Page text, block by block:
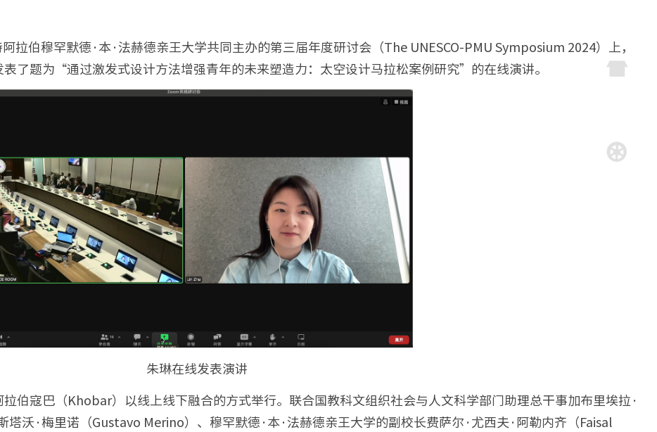
拉伯穆罕默德·本·法赫德亲王大学共同主办的第三届年度研讨会（The UNESCO-PMU Symposium 2024）上，
了题为“通过激发式设计方法增强青年的未来塑造力：太空设计马拉松案例研究”的在线演讲。
朱琳在线发表演讲
伯寇巴（Khobar）以线上线下融合的方式举行。联合国教科文组织社会与人文科学部门助理总干事加布里埃拉·
沃·梅里诺（Gustavo Merino）、穆罕默德·本·法赫德亲王大学的副校长费萨尔·尤西夫·阿勒内齐（Faisal